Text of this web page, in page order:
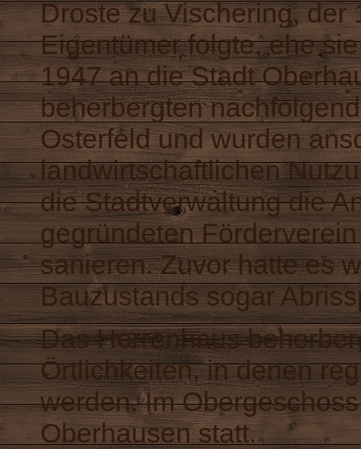
Droste zu Vischering, der
Eigentümer folgte, ehe
1947 an die Stadt
beherbergten
Osterfeld und wurden
landwirtschaftlichen
die Stadtverwaltung die
gegründeten
sanieren. Zuvor hatte es
Bauzustands sogar
Das Herrenhaus
Örtlichkeiten, in denen
werden. Im
Oberhausen statt.